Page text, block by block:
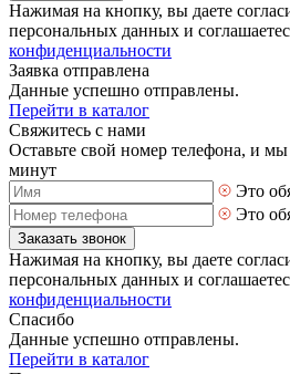
Нажимая на кнопку, вы даете
персональных данных и
конфиденциальности
Заявка отправлена
Данные успешно отправлены.
Перейти в каталог
Свяжитесь с нами
Оставьте свой номер телефона, и
минут
Это
Это
Заказать звонок
Нажимая на кнопку, вы даете
персональных данных и
конфиденциальности
Спасибо
Данные успешно отправлены.
Перейти в каталог